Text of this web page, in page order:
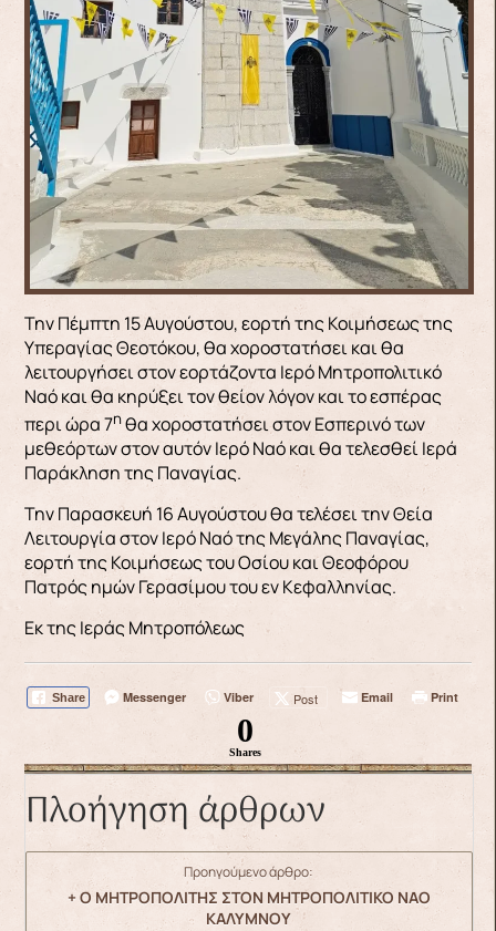
Την Πέμπτη 15 Αυγούστου, εορτή της Κοιμήσεως της
Υπεραγίας Θεοτόκου, θα χοροστατήσει και θα
λειτουργήσει στον εορτάζοντα Ιερό Μητροπολιτικό
Ναό και θα κηρύξει τον θείον λόγον και το εσπέρας
περι ώρα 7ηθα χοροστατήσει στον Εσπερινό των
μεθεόρτων στον αυτόν Ιερό Ναό και θα τελεσθεί Ιερά
Παράκληση της Παναγίας.
Την Παρασκευή 16 Αυγούστου θα τελέσει την Θεία
Λειτουργία στον Ιερό Ναό της Μεγάλης Παναγίας,
εορτή της Κοιμήσεως του Οσίου και Θεοφόρου
Πατρός ημών Γερασίμου του εν Κεφαλληνίας.
Εκ της Ιεράς Μητροπόλεως
Share Messenger Viber Post Email Print
0
Shares
Πλοήγηση άρθρων
Προηγούμενο άρθρο:
+ Ο ΜΗΤΡΟΠΟΛΙΤΗΣ ΣΤΟΝ ΜΗΤΡΟΠΟΛΙΤΙΚΟ ΝΑΟ
ΚΑΛΥΜΝΟΥ